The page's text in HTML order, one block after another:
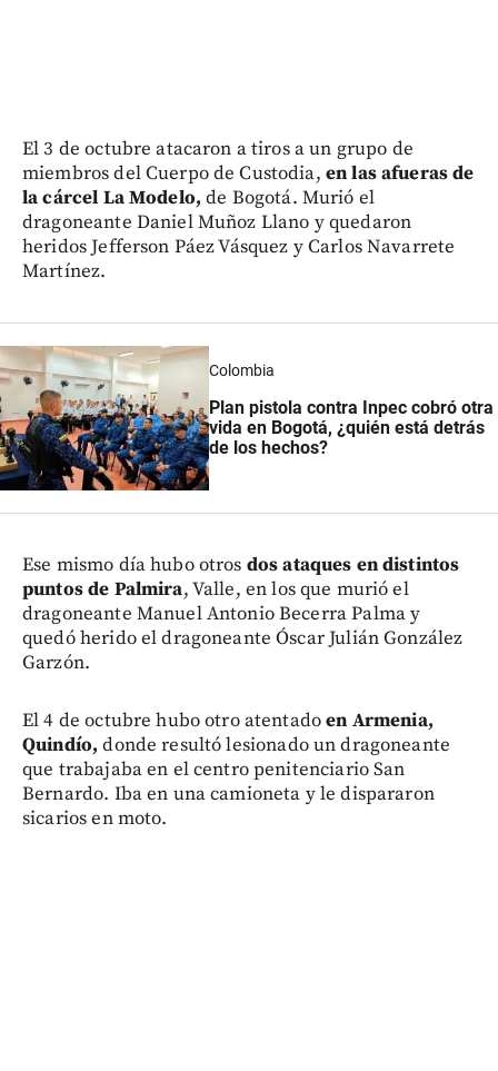
El 3 de octubre atacaron a tiros a un grupo de
miembros del Cuerpo de Custodia, en las afueras de
la cárcel La Modelo, de Bogotá. Murió el
dragoneante Daniel Muñoz Llano y quedaron
heridos Jefferson Páez Vásquez y Carlos Navarrete
Martínez.
Colombia
Plan pistola contra Inpec cobró otra
vida en Bogotá, ¿quién está detrás
de los hechos?
Ese mismo día hubo otros dos ataques en distintos
puntos de Palmira, Valle, en los que murió el
dragoneante Manuel Antonio Becerra Palma y
quedó herido el dragoneante Óscar Julián González
Garzón.
El 4 de octubre hubo otro atentadoen Armenia,
Quindío, donde resultó lesionado un dragoneante
que trabajaba en el centro penitenciario San
Bernardo. Iba en una camioneta y le dispararon
sicarios en moto.